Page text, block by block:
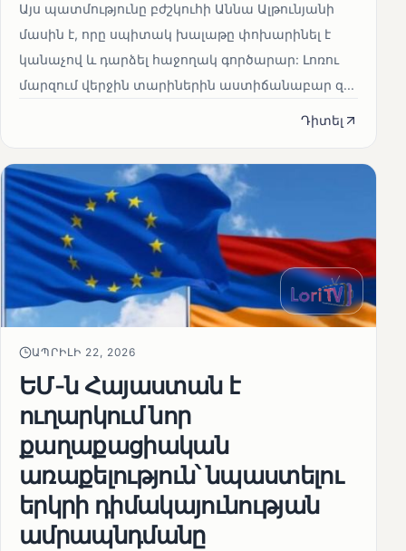
Այս պատմությունը բժշկուհի Աննա Ալթունյանի
մասին է, որը սպիտակ խալաթը փոխարինել է
կանաչով և դարձել հաջողակ գործարար: Լոռու
մարզում վերջին տարիներին աստիճանաբար զ...
Դիտել
ԱՊՐԻԼԻ 22, 2026
ԵՄ-ն Հայաստան է
ուղարկում նոր
քաղաքացիական
առաքելություն՝ նպաստելու
երկրի դիմակայունության
ամրապնդմանը